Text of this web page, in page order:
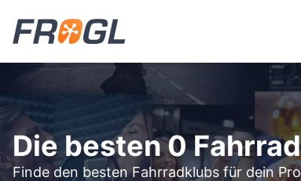
Die besten 0
Finde den besten Fahrradklubs für dein